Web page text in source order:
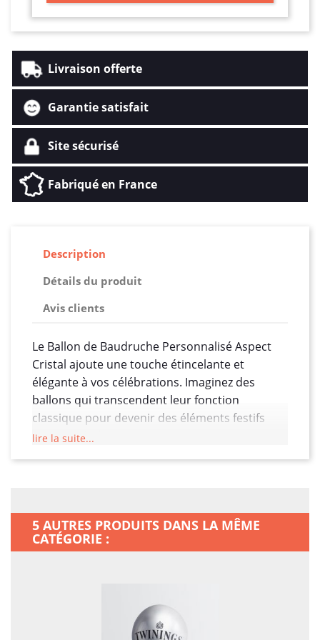
Livraison offerte
Garantie satisfait
Site sécurisé
Fabriqué en France
Description
Détails du produit
Avis clients
Le Ballon de Baudruche Personnalisé Aspect
Cristal ajoute une touche étincelante et
élégante à vos célébrations. Imaginez des
ballons qui transcendent leur fonction
classique pour devenir des éléments festifs
personnalisés, ajoutant une dimension unique
transparence subtile, créant une esthétique
aérienne et sophistiquée. Disponibles dans
une variété de couleurs, ces ballons
La personnalisation du Ballon de Baudruche
lire la suite...
5 AUTRES PRODUITS DANS LA MÊME
CATÉGORIE :